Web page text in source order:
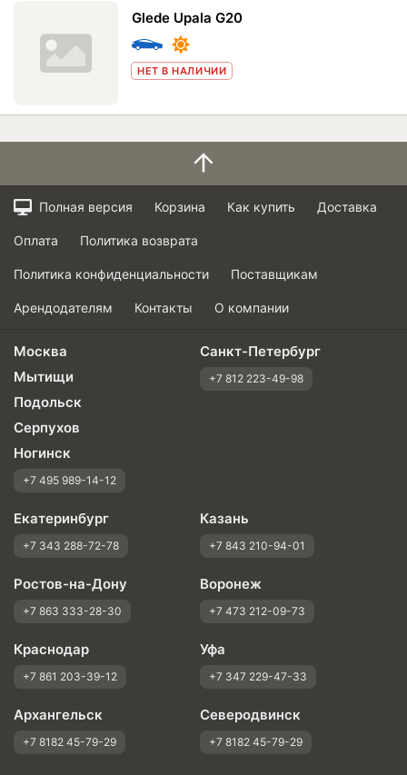
Glede Upala G20
НЕТ В НАЛИЧИИ
Полная версия Корзина Как купить Доставка
Оплата Политика возврата
Политика конфиденциальности Поставщикам
Арендодателям Контакты О компании
Москва
Мытищи
Подольск
Серпухов
Ногинск
+7 495 989-14-12
Санкт-Петербург
+7 812 223-49-98
Екатеринбург
+7 343 288-72-78
Казань
+7 843 210-94-01
Ростов-на-Дону
+7 863 333-28-30
Воронеж
+7 473 212-09-73
Краснодар
+7 861 203-39-12
Уфа
+7 347 229-47-33
Архангельск
+7 8182 45-79-29
Северодвинск
+7 8182 45-79-29